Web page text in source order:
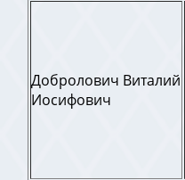
Добролович Виталий
Иосифович